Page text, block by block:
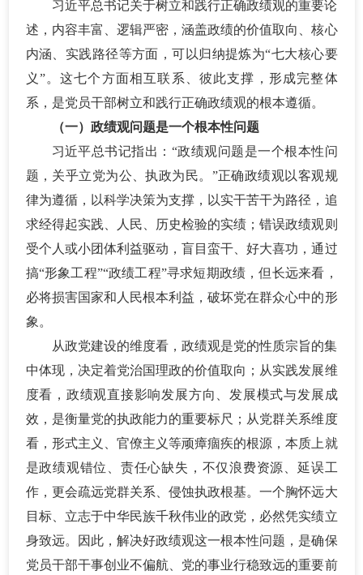
习近平总书记关于树立和践行正确政绩观的重要论
述，内容丰富、逻辑严密，涵盖政绩的价值取向、核心
内涵、实践路径等方面，可以归纳提炼为“七大核心要
义”。这七个方面相互联系、彼此支撑，形成完整体
系，是党员干部树立和践行正确政绩观的根本遵循。
（一）政绩观问题是一个根本性问题
习近平总书记指出： “政绩观问题是一个根本性问
题，关乎立党为公、执政为民。”正确政绩观以客观规
律为遵循，以科学决策为支撑，以实干苦干为路径，追
求经得起实践、人民、历史检验的实绩；错误政绩观则
受个人或小团体利益驱动，盲目蛮干、好大喜功，通过
搞“形象工程”“政绩工程”寻求短期政绩，但长远来看，
必将损害国家和人民根本利益，破坏党在群众心中的形
象。
从政党建设的维度看，政绩观是党的性质宗旨的集
中体现，决定着党治国理政的价值取向；从实践发展维
度看，政绩观直接影响发展方向、发展模式与发展成
效，是衡量党的执政能力的重要标尺；从党群关系维度
看，形式主义、官僚主义等顽瘴痼疾的根源，本质上就
是政绩观错位、责任心缺失，不仅浪费资源、延误工
作，更会疏远党群关系、侵蚀执政根基。一个胸怀远大
目标、立志于中华民族千秋伟业的政党，必然凭实绩立
身致远。因此，解决好政绩观这一根本性问题，是确保
党员干部干事创业不偏航、党的事业行稳致远的重要前